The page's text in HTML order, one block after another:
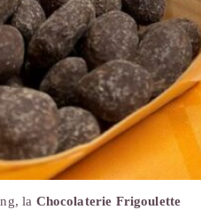
la Chocolaterie Frigoulette